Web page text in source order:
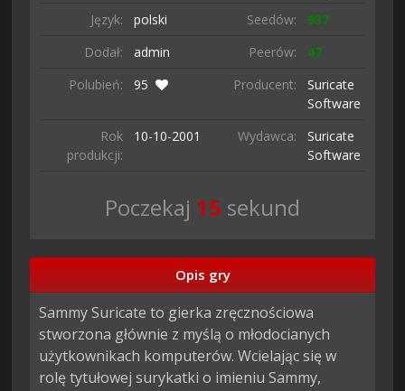
Język:
polski Seedów:
937
Dodał:
admin Peerów:
47
Polubień:
95 Producent:
Suricate
Software
Rok
produkcji:
10-10-2001 Wydawca:
Suricate
Software
Poczekaj 14 sekund
Opis gry
Sammy Suricate to gierka zręcznościowa
stworzona głównie z myślą o młodocianych
użytkownikach komputerów. Wcielając się w
rolę tytułowej surykatki o imieniu Sammy,